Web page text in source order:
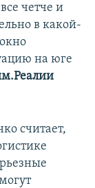
четче и
в какой-
на юге
считает,